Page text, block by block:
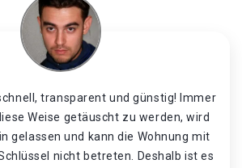
transparent und günstig! Immer
Weise getäuscht zu werden, wird
gelassen und kann die Wohnung mit
nicht betreten. Deshalb ist es